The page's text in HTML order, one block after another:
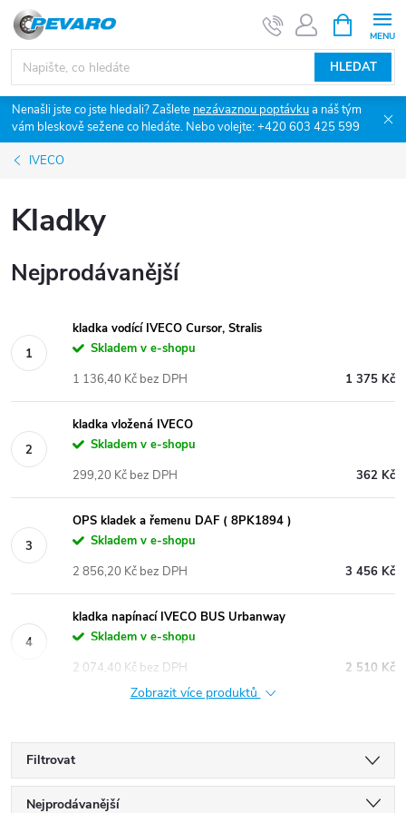
Přejít
obsah
HLEDAT
NÁKUPNÍ
KOŠÍK
Nenašli jste co jste hledali? Zašlete nezávaznou poptávkua náš tým
vám bleskově sežene co hledáte. Nebo volejte: +420 603 425 599
IVECO
Kladky
Nejprodávanější
kladka vodící IVECO Cursor, Stralis
Skladem v e-shopu
1 375 Kč
1 136,40 Kč bez DPH
kladka vložená IVECO
Skladem v e-shopu
362 Kč
299,20 Kč bez DPH
OPS kladek a řemenu DAF ( 8PK1894 )
Skladem v e-shopu
3 456 Kč
2 856,20 Kč bez DPH
kladka napínací IVECO BUS Urbanway
Skladem v e-shopu
2 510 Kč
2 074,40 Kč bez DPH
Zobrazit více produktů
Filtrovat
Nejprodávanější